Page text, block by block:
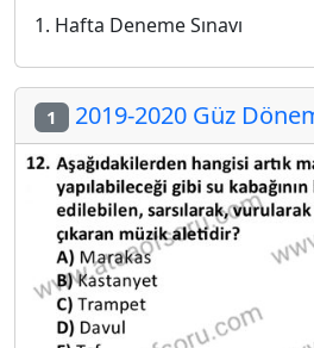
1. Hafta Deneme Sınavı
1 2019-2020 Güz